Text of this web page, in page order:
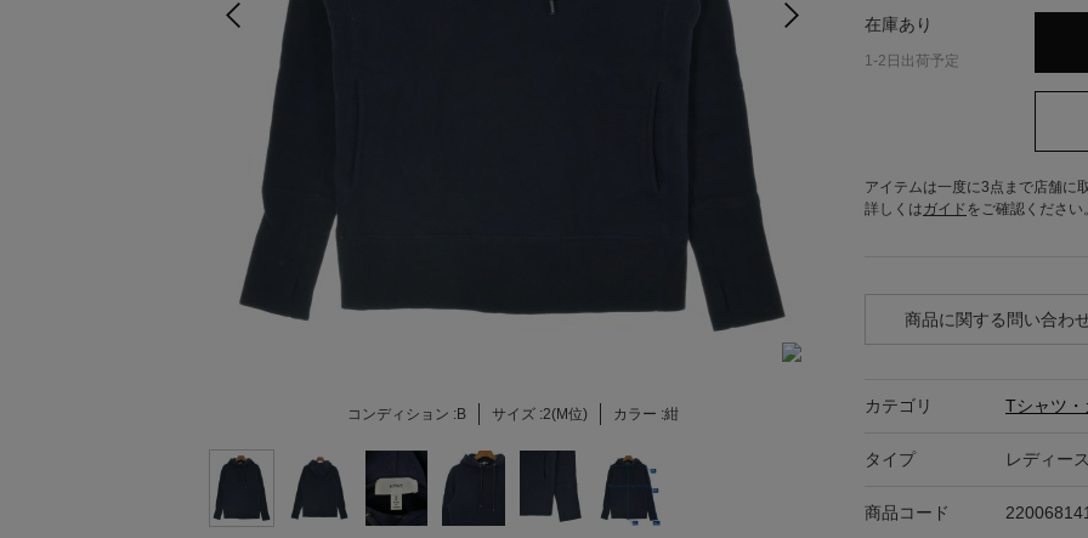
コンディション :B サイズ :2(M位) カラー :紺
在庫あり
1-2日出荷予定
アイテムは一度に3点まで店舗に
詳しくはガイド をご確認ください
商品に関する問い合わ
カテゴリ Tシャツ
タイプ レディー
商品コード